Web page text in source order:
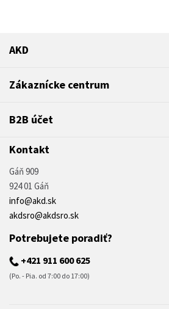
AKD
Zákaznícke centrum
B2B účet
Kontakt
Gáň 909
924 01 Gáň
info@akd.sk
akdsro@akdsro.sk
Potrebujete poradiť?
+421 911 600 625
(Po. - Pia. od 7:00 do 17:00)